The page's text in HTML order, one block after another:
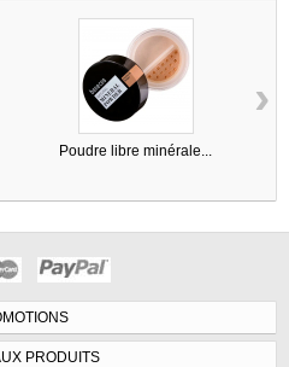
Poudre libre minérale...
›
PRODUITS